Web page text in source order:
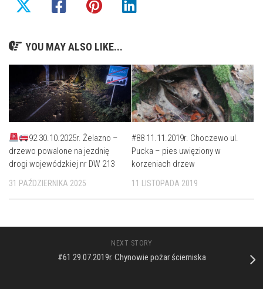
YOU MAY ALSO LIKE...
92 30.10.2025r. Żelazno –
drzewo powalone na jezdnię
drogi wojewódzkiej nr DW 213
31 PAŹDZIERNIKA 2025
#88 11.11.2019r. Choczewo ul.
Pucka – pies uwięziony w
korzeniach drzew
11 LISTOPADA 2019
NEXT STORY
#61 29.07.2019r. Chynowie pożar ścierniska